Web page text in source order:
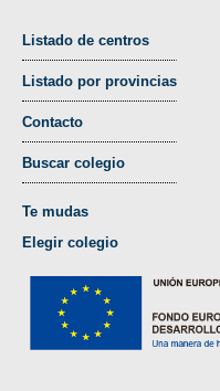
Listado de centros
Listado por provincias
Contacto
Buscar colegio
Te mudas
Elegir colegio